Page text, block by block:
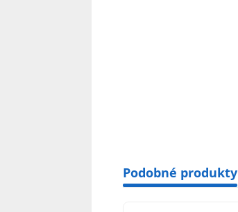
Podobné produkty